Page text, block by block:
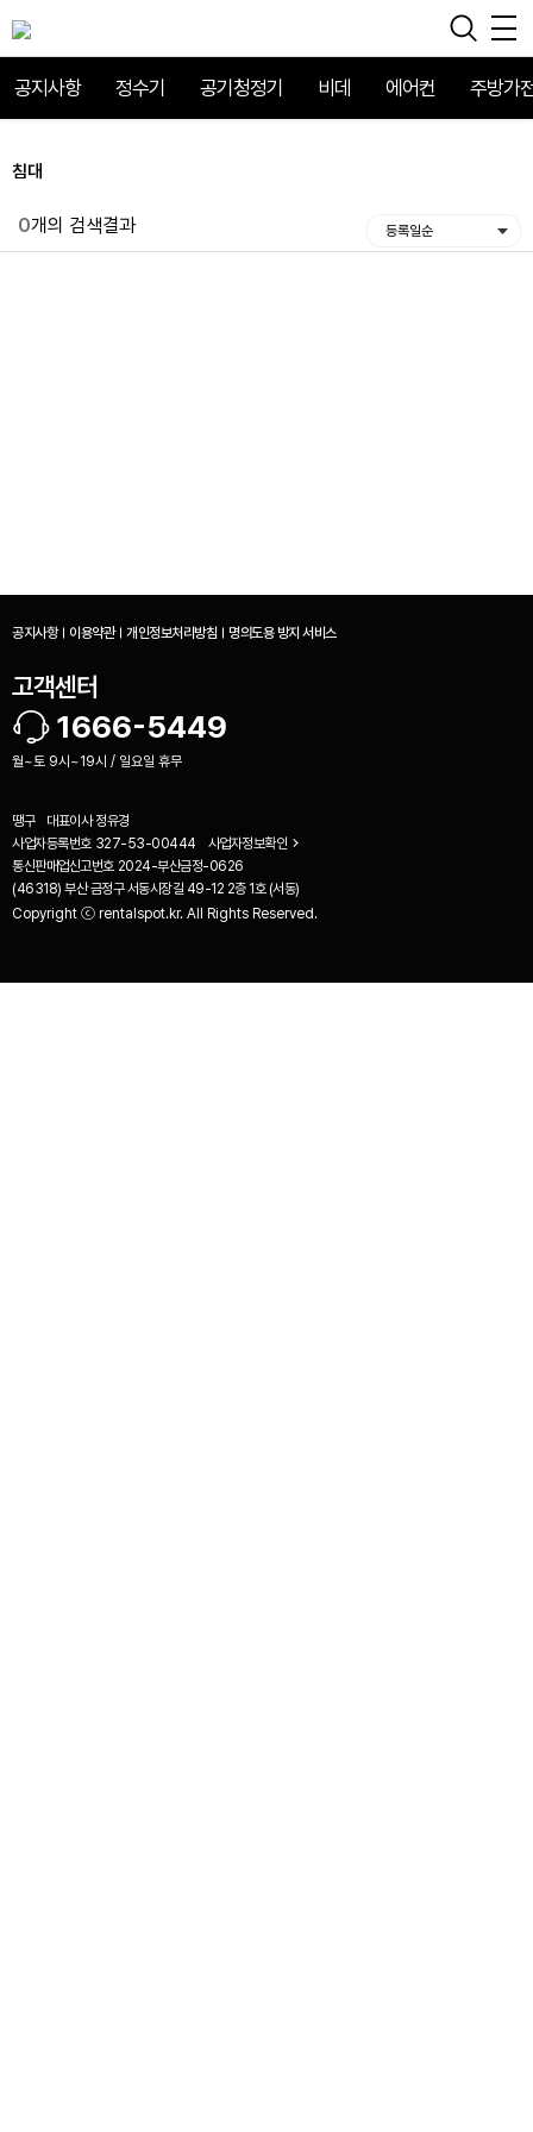
공지사항 정수기 공기청정기 비데 에어컨 주방가
침대
0개의 검색결과 등록일순
공지사항 이용약관 개인정보처리방침 명의도용 방지 서비스
고객센터
1666-5449
월~토 9시~19시 / 일요일 휴무
땡구 대표이사 정유경
사업자등록번호 327-53-00444
사업자정보확인
통신판매업신고번호 2024-부산금정-0626
(46318) 부산 금정구 서동시장길 49-12 2층 1호 (서동)
Copyright ⓒ rentalspot.kr. All Rights Reserved.